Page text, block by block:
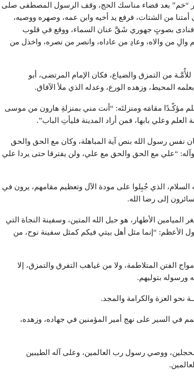
“خم” بعد قضاء مناسك الحج، وقف الرسول المصطفى صلى
أمتنا من الشتات، فرفع يد أخيه وابن عمه، وصهره ووصيه،
فنادى بصوتٍ جهوري شَقَّ عنان السماء، ووقع في قلوب
والِ من والاه، وعادِ من عاداه، وانصر من نصره، واخذل من
للأُمَّـة من التمزق والضياع، فكان الإمام المرتضى، أبو
المحيط، وزهده الورع، وعدله الذي ملأ الآفاق.
مؤكّـدًا مقامَه ومنزلتَه: “أنت مني بمنزلةِ هارون من موسى
وعلي بابها، فمن أراد المدينة فليأتِ الباب”.
نفس رسول الله بنص آية المباهلة، وكان مع الحق والحق
“علي مع الحق والحق مع علي، ولن يفترقا حتى يردا علي
الذي جُبِلوا على مودة الآل وتعظيم مقامهم، يرون في
إلى رضا الله.
الأطهار، هو حبل الله المتين، وسفينة النجاة التي
الأعظم: “إنما مثل أهل بيتي فيكم كمثل سفينة نوح، من
الفتن المتلاطمة، ولا من غياهب التفرق والتمزق، إلا
ورسوله بتوليهم.
نحو العزة والكرامة والمجد.
في السير على نهج أمير المؤمنين في جهاده، وزهده،
ووصي رسول رب العالمين، وعلى آله الطيبين